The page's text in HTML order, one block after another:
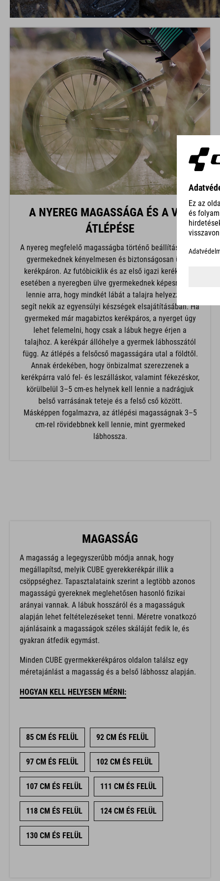
A NYEREG MAGASSÁGA ÉS A VÁZ
ÁTLÉPÉSE
A nyereg megfelelő magasságba történő beállítása segít
gyermekednek kényelmesen és biztonságosan ülni a
kerékpáron. Az futóbiciklik és az első igazi kerékpárok
esetében a nyeregben ülve gyermekednek képesnek kell
lennie arra, hogy mindkét lábát a talajra helyezze. Ez
segít nekik az egyensúlyi készségek elsajátításában. Ha
gyermeked már magabiztos kerékpáros, a nyerget úgy
lehet felemelni, hogy csak a lábuk hegye érjen a
talajhoz. A kerékpár állóhelye a gyermek lábhosszától
függ. Az átlépés a felsőcső magasságára utal a földtől.
Annak érdekében, hogy önbizalmat szerezzenek a
kerékpárra való fel- és leszálláskor, valamint fékezéskor,
körülbelül 3–5 cm-es helynek kell lennie a nadrágjuk
belső varrásának teteje és a felső cső között.
Másképpen fogalmazva, az átlépési magasságnak 3–5
cm-rel rövidebbnek kell lennie, mint gyermeked
lábhossza.
MAGASSÁG
A magasság a legegyszerűbb módja annak, hogy
megállapítsd, melyik CUBE gyerekkerékpár illik a
csöppséghez. Tapasztalataink szerint a legtöbb azonos
magasságú gyereknek meglehetősen hasonló fizikai
arányai vannak. A lábuk hosszáról és a magasságuk
alapján lehet feltételezéseket tenni. Méretre vonatkozó
ajánlásaink a magasságok széles skáláját fedik le, és
gyakran átfedik egymást.
Minden CUBE gyermekkerékpáros oldalon találsz egy
méretajánlást a magasság és a belső lábhossz alapján.
HOGYAN KELL HELYESEN MÉRNI:
85 CM ÉS FELÜL 92 CM ÉS FELÜL
97 CM ÉS FELÜL 102 CM ÉS FELÜL
107 CM ÉS FELÜL 111 CM ÉS FELÜL
118 CM ÉS FELÜL 124 CM ÉS FELÜL
130 CM ÉS FELÜL